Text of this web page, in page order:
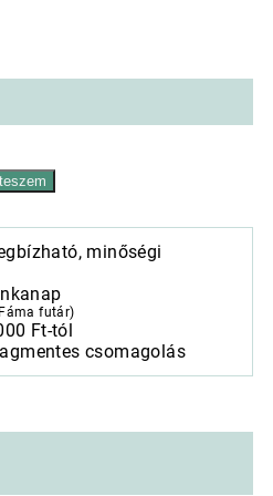
minőségi
futár)
Ft-tól
csomagolás